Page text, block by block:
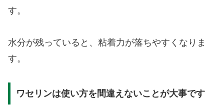
す。
水分が残っていると、粘着力が落ちやすくなりま
す。
ワセリンは使い方を間違えないことが大事です